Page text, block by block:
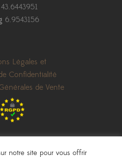
43.6443951
6.9543156
Légales et
Confidentialité
de Vente
notre site pour vous offrir